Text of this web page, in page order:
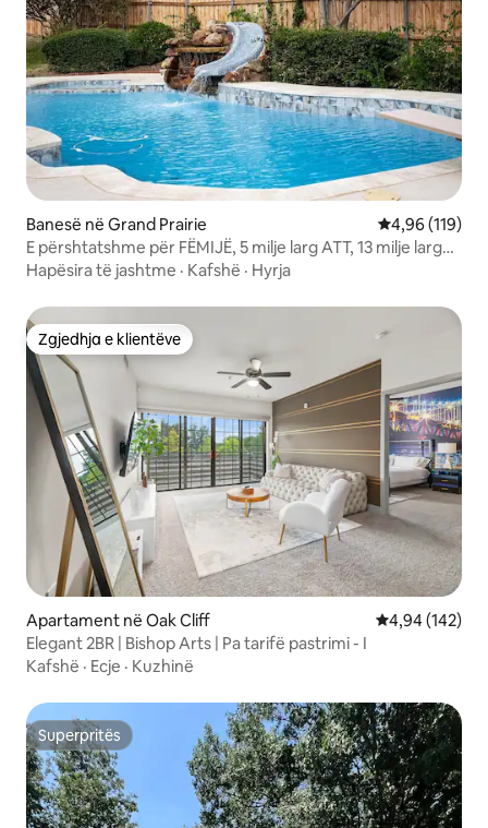
Banesë në Grand Prairie Vlerësimi
4,96 (119)
E përshtatshme për FËMIJË, 5 milje larg ATT, 13 milje larg
Dallas
Hapësira të jashtme · Kafshë · Hyrja
Zgjedhja e klientëve
Zgjedhja e klientëve
Apartament në Oak Cliff Vlerësimi
4,94 (142)
Elegant 2BR | Bishop Arts | Pa tarifë pastrimi - I
Kafshë · Ecje · Kuzhinë
Superpritës
Superpritës